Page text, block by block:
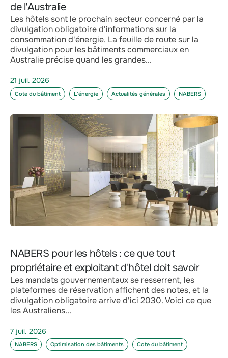
de l'Australie
Les hôtels sont le prochain secteur concerné par la
divulgation obligatoire d'informations sur la
consommation d'énergie. La feuille de route sur la
divulgation pour les bâtiments commerciaux en
Australie précise quand les grandes...
21 juil. 2026
Cote du bâtiment L'énergie Actualités générales NABERS
NABERS pour les hôtels : ce que tout
propriétaire et exploitant d'hôtel doit savoir
Les mandats gouvernementaux se resserrent, les
plateformes de réservation affichent des notes, et la
divulgation obligatoire arrive d'ici 2030. Voici ce que
les Australiens...
7 juil. 2026
NABERS Optimisation des bâtiments Cote du bâtiment